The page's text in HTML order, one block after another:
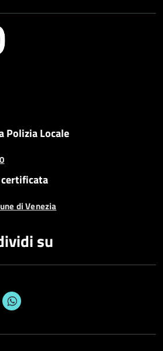
Polizia Locale
di Venezia
su